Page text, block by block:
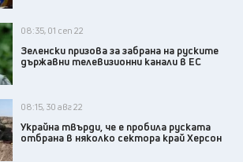
08:35, 01 сеп 22
Зеленски призова за забрана на руските
държавни телевизионни канали в ЕС
08:15, 30 авг 22
Украйна твърди, че е пробила руската
отбрана в няколко сектора край Херсон